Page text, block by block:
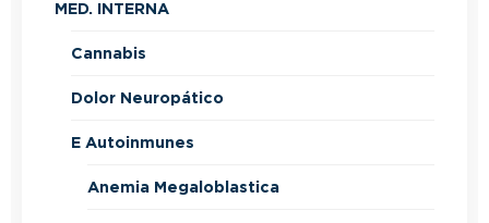
MED. INTERNA
Cannabis
Dolor Neuropático
E Autoinmunes
Anemia Megaloblastica